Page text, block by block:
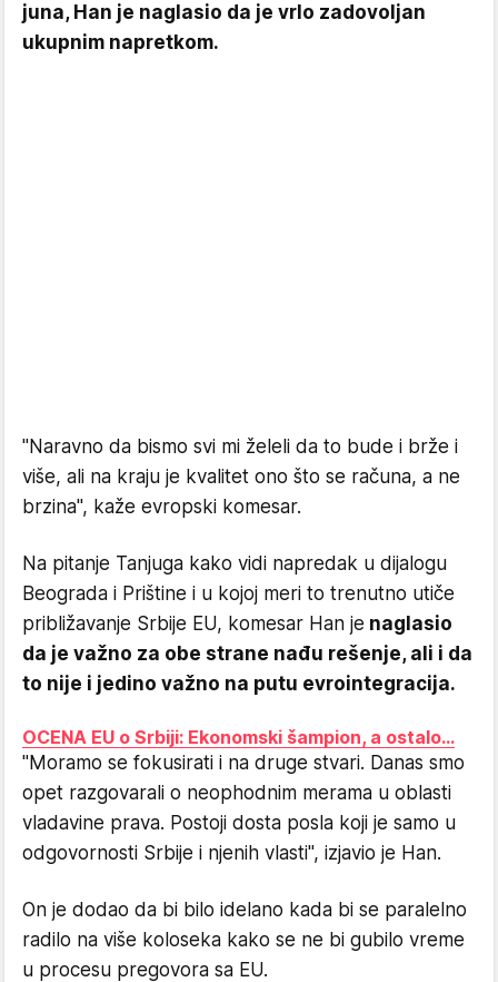
juna, Han je naglasio da je vrlo zadovoljan
ukupnim napretkom.
"Naravno da bismo svi mi želeli da to bude i brže i
više, ali na kraju je kvalitet ono što se računa, a ne
brzina", kaže evropski komesar.
Na pitanje Tanjuga kako vidi napredak u dijalogu
Beograda i Prištine i u kojoj meri to trenutno utiče
približavanje Srbije EU, komesar Han je naglasio
da je važno za obe strane nađu rešenje, ali i da
to nije i jedino važno na putu evrointegracija.
OCENA EU o Srbiji: Ekonomski šampion, a ostalo...
"Moramo se fokusirati i na druge stvari. Danas smo
opet razgovarali o neophodnim merama u oblasti
vladavine prava. Postoji dosta posla koji je samo u
odgovornosti Srbije i njenih vlasti", izjavio je Han.
On je dodao da bi bilo idelano kada bi se paralelno
radilo na više koloseka kako se ne bi gubilo vreme
u procesu pregovora sa EU.